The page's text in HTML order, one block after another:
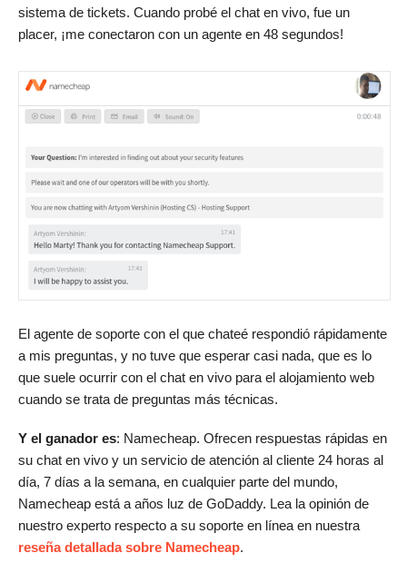
sistema de tickets. Cuando probé el chat en vivo, fue un
placer, ¡me conectaron con un agente en 48 segundos!
El agente de soporte con el que chateé respondió rápidamente
a mis preguntas, y no tuve que esperar casi nada, que es lo
que suele ocurrir con el chat en vivo para el alojamiento web
cuando se trata de preguntas más técnicas.
Y el ganador es: Namecheap. Ofrecen respuestas rápidas en
su chat en vivo y un servicio de atención al cliente 24 horas al
día, 7 días a la semana, en cualquier parte del mundo,
Namecheap está a años luz de GoDaddy. Lea la opinión de
nuestro experto respecto a su soporte en línea en nuestra
reseña detallada sobre Namecheap.